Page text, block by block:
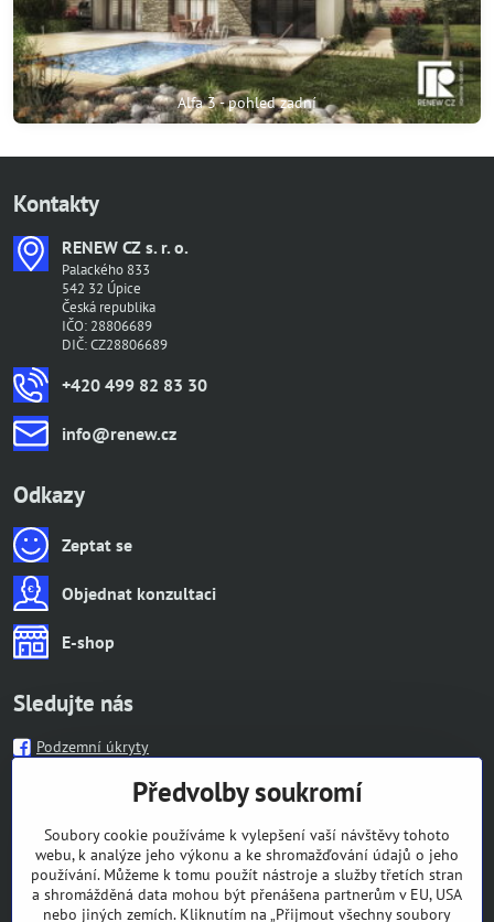
Alfa 3 - pohled zadní
Kontakty
RENEW CZ s​. r​. o​.
Palackého 833
542 32 Úpice
Česká republika
IČO: 28806689
DIČ: CZ28806689
+420 499 82 83 30
info​@renew​.cz
Odkazy
Zeptat se
Objednat konzultaci
E-shop
Sledujte nás
Podzemní úkryty
Bankovní spojení
CZK: 204267348/0600, IBAN: CZ55 0600 0000 0002 0426 7348,
SWIFT: AGBACZPP
Předvolby soukromí
Soubory cookie používáme k vylepšení vaší návštěvy tohoto
webu, k analýze jeho výkonu a ke shromažďování údajů o jeho
používání. Můžeme k tomu použít nástroje a služby třetích stran
a shromážděná data mohou být přenášena partnerům v EU, USA
nebo jiných zemích. Kliknutím na „Přijmout všechny soubory